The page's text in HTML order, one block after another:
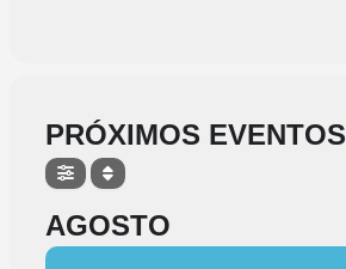
PRÓXIMOS EVENTOS
AGOSTO